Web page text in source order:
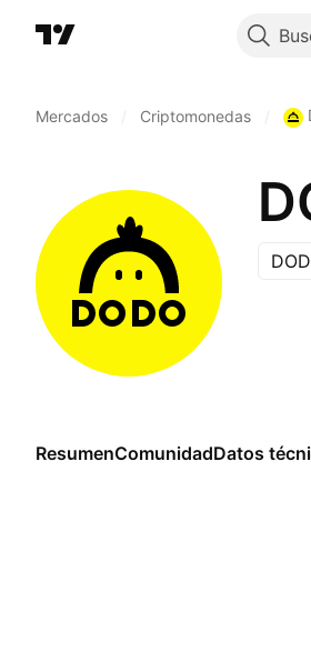
Mercados Criptomonedas
ResumenComunidadDatos